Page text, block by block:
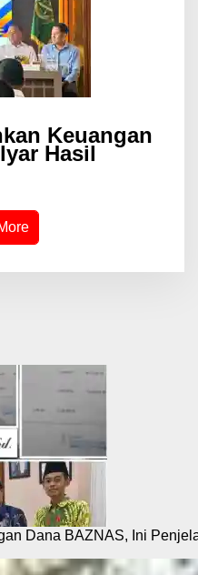
Keuangan
Hasil
Dana BAZNAS, Ini